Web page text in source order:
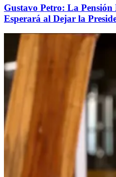
Gustavo Petro: La
Esperará al Dejar la